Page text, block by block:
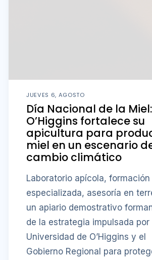
JUEVES 6, AGOSTO
Día Nacional de la Miel:
O’Higgins fortalece su
apicultura para
miel en un escenario
cambio climático
Laboratorio apícola, formación
especializada, asesoría en
un apiario demostrativo
de la estrategia impulsada por
Universidad de O’Higgins y el
Gobierno Regional para